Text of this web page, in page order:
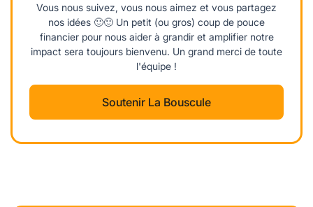
Vous nous suivez, vous nous aimez et vous partagez
nos idées 🙂🙂 Un petit (ou gros) coup de pouce
financier pour nous aider à grandir et amplifier notre
impact sera toujours bienvenu. Un grand merci de toute
l'équipe !
Soutenir La Bouscule